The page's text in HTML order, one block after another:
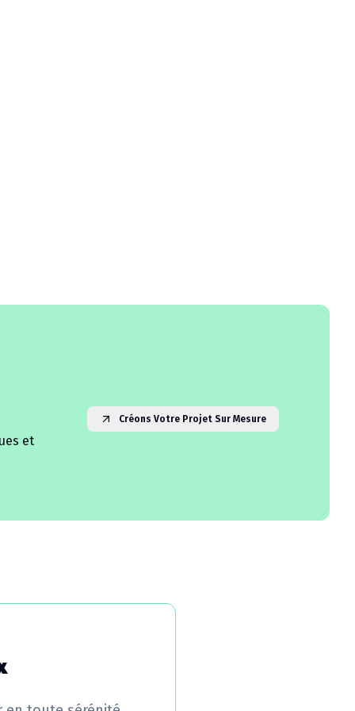
et
Créons Votre Projet Sur Mesure